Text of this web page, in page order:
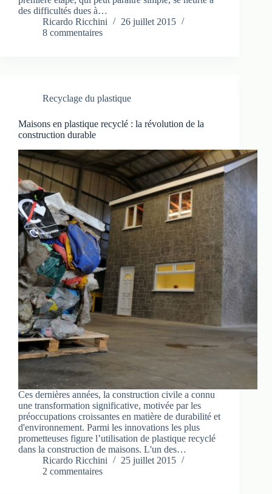
des difficultés dues à…
Ricardo Ricchini
26 juillet 2015
8 commentaires
Recyclage du plastique
Maisons en plastique recyclé : la révolution de la
construction durable
Ces dernières années, la construction civile a connu
une transformation significative, motivée par les
préoccupations croissantes en matière de durabilité et
d'environnement. Parmi les innovations les plus
prometteuses figure l’utilisation de plastique recyclé
dans la construction de maisons. L'un des…
Ricardo Ricchini
25 juillet 2015
2 commentaires